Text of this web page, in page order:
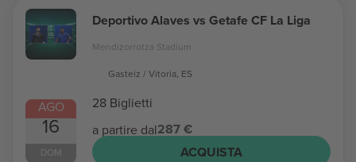
AGO
16
DOM
Deportivo Alaves vs Getafe CF La Liga
Mendizorrotza Stadium
Gasteiz / Vitoria, ES
28 Biglietti
a partire dal287 €
ACQUISTA